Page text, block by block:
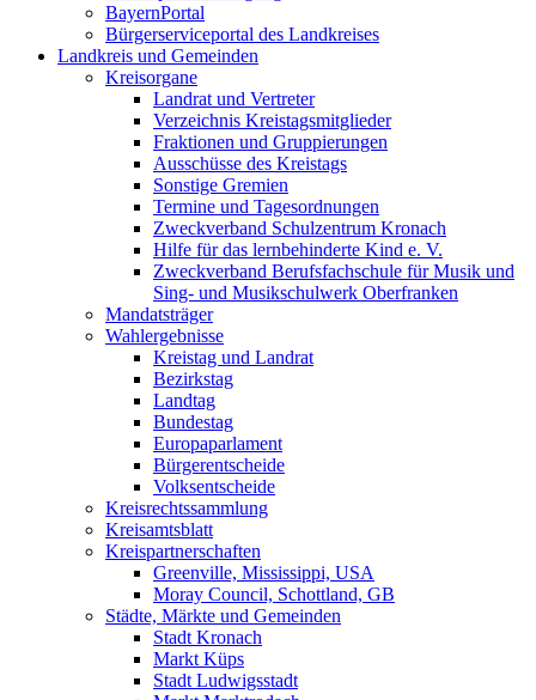
BayernPortal
Bürgerserviceportal des Landkreises
Landkreis und Gemeinden
Kreisorgane
Landrat und Vertreter
Verzeichnis Kreistagsmitglieder
Fraktionen und Gruppierungen
Ausschüsse des Kreistags
Sonstige Gremien
Termine und Tagesordnungen
Zweckverband Schulzentrum Kronach
Hilfe für das lernbehinderte Kind e. V.
Zweckverband Berufsfachschule für Musik und
Sing- und Musikschulwerk Oberfranken
Mandatsträger
Wahlergebnisse
Kreistag und Landrat
Bezirkstag
Landtag
Bundestag
Europaparlament
Bürgerentscheide
Volksentscheide
Kreisrechtssammlung
Kreisamtsblatt
Kreispartnerschaften
Greenville, Mississippi, USA
Moray Council, Schottland, GB
Städte, Märkte und Gemeinden
Stadt Kronach
Markt Küps
Stadt Ludwigsstadt